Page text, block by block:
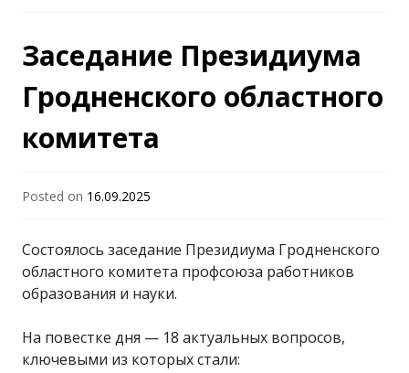
Заседание Президиума
Гродненского областного
комитета
Posted on 16.09.2025
Состоялось заседание Президиума Гродненского
областного комитета профсоюза работников
образования и науки.
На повестке дня — 18 актуальных вопросов,
ключевыми из которых стали: